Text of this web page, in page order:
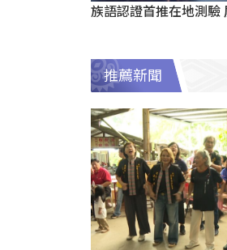
族語認證首推在地測驗
推薦新聞